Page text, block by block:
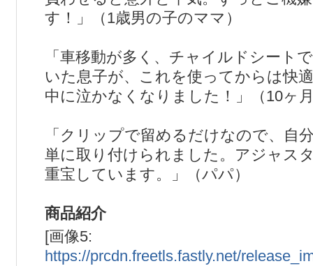
す！」（1歳男の子のママ）
「車移動が多く、チャイルドシート
いた息子が、これを使ってからは快
中に泣かなくなりました！」（10ヶ
「クリップで留めるだけなので、自
単に取り付けられました。アジャス
重宝しています。」（パパ）
商品紹介
[画像5:
https://prcdn.freetls.fastly.net/